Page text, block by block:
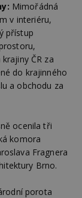
Mimořádná
v interiéru,
přístup
ČR za
do krajinného
a obchodu za
ocenila tři
komora
Fragnera
Brno.
porota